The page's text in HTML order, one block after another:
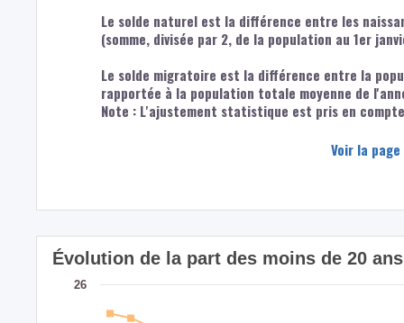
Le solde naturel est la différence entre les
(somme, divisée par 2, de la population au 1er
Le solde migratoire est la différence entre la
rapportée à la population totale moyenne de
Note : L'ajustement statistique est pris en
Voir la
Évolution de la part des moins de 20
26